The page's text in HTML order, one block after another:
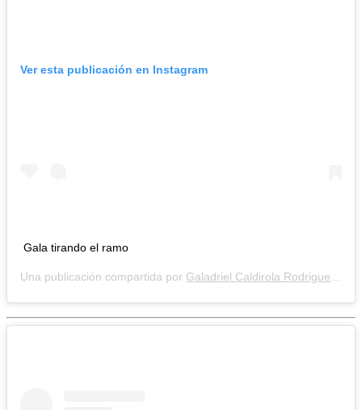
Ver esta publicación en Instagram
Gala tirando el ramo
Una publicación compartida por Galadriel Caldirola Rodriguez❤